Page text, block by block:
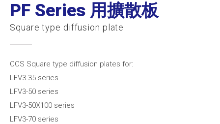
PF Series 用擴散板
Square type diffusion plate
CCS Square type diffusion plates for:
LFV3-35 series
LFV3-50 series
LFV3-50X100 series
LFV3-70 series